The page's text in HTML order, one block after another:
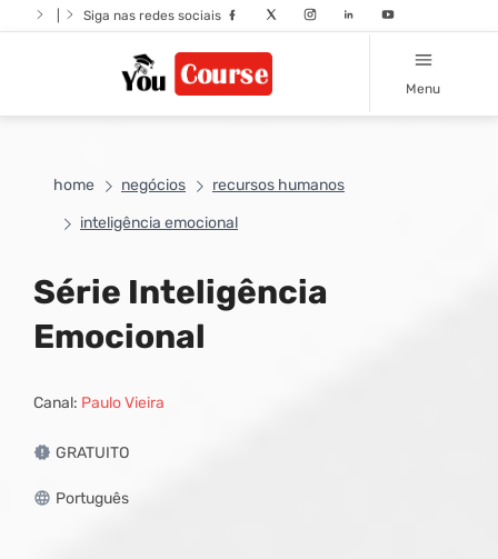
Siga nas redes sociais
Menu
home negócios
recursos humanos
inteligência emocional
Série Inteligência
Emocional
Canal: Paulo Vieira
GRATUITO
Português